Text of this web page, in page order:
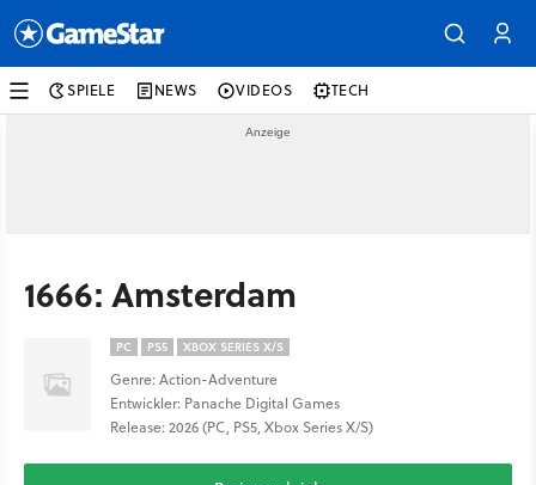
SPIELE NEWS VIDEOS TECH
1666: Amsterdam
PC PS5 XBOX SERIES X/S
Genre: Action-Adventure
Entwickler: Panache Digital Games
Release: 2026 (PC, PS5, Xbox Series X/S)